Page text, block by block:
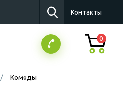
Контакты
0
Комоды